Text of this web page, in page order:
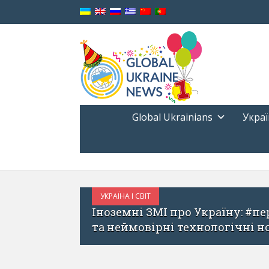
Global Ukrainians
про Україну: #перемога в суді, санкції
технологічні новації